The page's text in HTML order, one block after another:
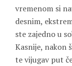
vremenom si
desnim,
ste zajedno u
Kasnije, nakon
te vijugav put